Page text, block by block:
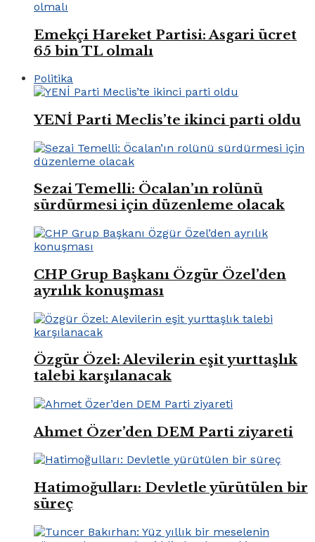
Emekçi Hareket Partisi: Asgari ücret
65 bin TL olmalı
Politika
YENİ Parti Meclis’te ikinci parti oldu
Sezai Temelli: Öcalan’ın rolünü
sürdürmesi için düzenleme olacak
CHP Grup Başkanı Özgür Özel’den
ayrılık konuşması
Özgür Özel: Alevilerin eşit yurttaşlık
talebi karşılanacak
Ahmet Özer’den DEM Parti ziyareti
Hatimoğulları: Devletle yürütülen bir
süreç